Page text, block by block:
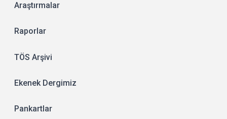
Araştırmalar
Raporlar
TÖS Arşivi
Ekenek Dergimiz
Pankartlar